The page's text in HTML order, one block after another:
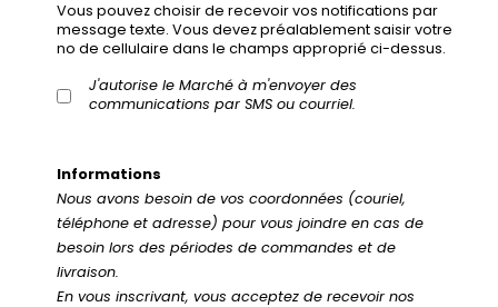
Vous pouvez choisir de recevoir vos notifications par
message texte. Vous devez préalablement saisir votre
no de cellulaire dans le champs approprié ci-dessus.
J'autorise le Marché à m'envoyer des
communications par SMS ou courriel.
Informations
Nous avons besoin de vos coordonnées (couriel,
téléphone et adresse) pour vous joindre en cas de
besoin lors des périodes de commandes et de
livraison.
En vous inscrivant, vous acceptez de recevoir nos